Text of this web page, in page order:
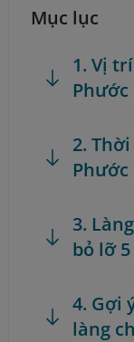
Mục lục
1. Vị
Phước
2.
Phước
3.
bỏ lỡ
4. Gợi
làng